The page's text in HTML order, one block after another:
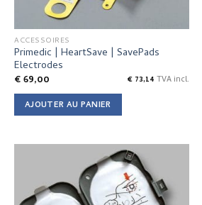
ACCESSOIRES
Primedic | HeartSave | SavePads
Electrodes
€69,00 €73,14 TVA incl.
AJOUTER AU PANIER